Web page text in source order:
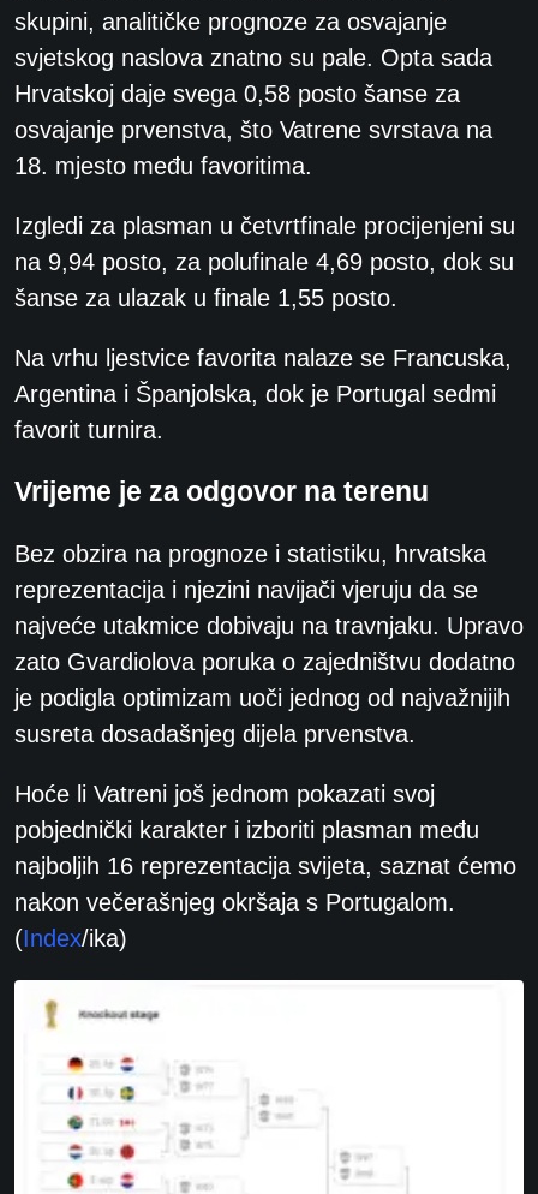
skupini, analitičke prognoze za osvajanje
svjetskog naslova znatno su pale. Opta sada
Hrvatskoj daje svega 0,58 posto šanse za
osvajanje prvenstva, što Vatrene svrstava na
18. mjesto među favoritima.
Izgledi za plasman u četvrtfinale procijenjeni su
na 9,94 posto, za polufinale 4,69 posto, dok su
šanse za ulazak u finale 1,55 posto.
Na vrhu ljestvice favorita nalaze se Francuska,
Argentina i Španjolska, dok je Portugal sedmi
favorit turnira.
Vrijeme je za odgovor na terenu
Bez obzira na prognoze i statistiku, hrvatska
reprezentacija i njezini navijači vjeruju da se
najveće utakmice dobivaju na travnjaku. Upravo
zato Gvardiolova poruka o zajedništvu dodatno
je podigla optimizam uoči jednog od najvažnijih
susreta dosadašnjeg dijela prvenstva.
Hoće li Vatreni još jednom pokazati svoj
pobjednički karakter i izboriti plasman među
najboljih 16 reprezentacija svijeta, saznat ćemo
nakon večerašnjeg okršaja s Portugalom.
(Index/ika)